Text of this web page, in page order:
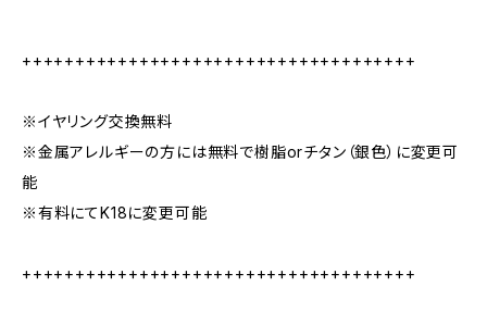
+++++++++++++++++++++++++++++++++++++
※イヤリング交換無料
※金属アレルギーの方には無料で樹脂orチタン（銀色）に変更可
能
※有料にてK18に変更可能
+++++++++++++++++++++++++++++++++++++